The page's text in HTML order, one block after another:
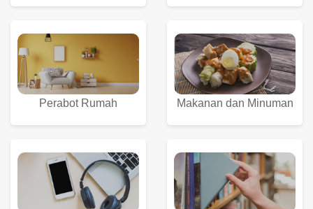
Perabot Rumah Makanan dan Minuman